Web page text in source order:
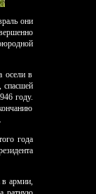
они
осели в
спасшей
году.
года
в армии,